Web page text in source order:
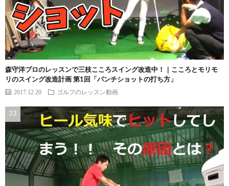
森守洋プロのレッスンで三枝こころスイング改造中！｜こころとモリモ
リのスイング改造計画 第1回「パンチショットの打ち方」
2017.12.20 ゴルフのレッスン動画